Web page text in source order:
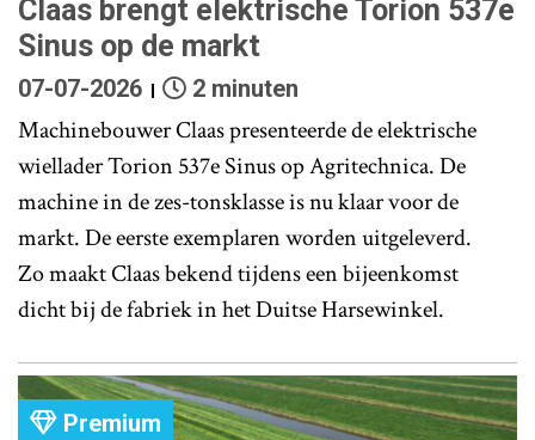
Claas brengt elektrische Torion 537e
Sinus op de markt
07-07-2026 2 minuten
Machinebouwer Claas presenteerde de elektrische
wiellader Torion 537e Sinus op Agritechnica. De
machine in de zes-tonsklasse is nu klaar voor de
markt. De eerste exemplaren worden uitgeleverd.
Zo maakt Claas bekend tijdens een bijeenkomst
dicht bij de fabriek in het Duitse Harsewinkel.
Premium